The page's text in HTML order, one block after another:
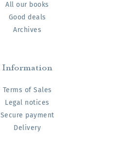
All our books
Good deals
Archives
Information
Terms of Sales
Legal notices
Secure payment
Delivery